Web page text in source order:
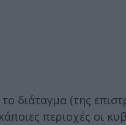
διάταγμα (της
περιοχές οι